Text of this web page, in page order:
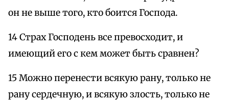
он не выше того, кто боится Господа.
14 Страх Господень все превосходит, и
имеющий его с кем может быть сравнен?
15 Можно перенести всякую рану, только не
рану сердечную, и всякую злость, только не